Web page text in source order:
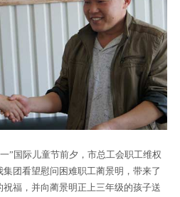
国际儿童节前夕，市总工会职工维权
团看望慰问困难职工蔺景明，带来了
福，并向蔺景明正上三年级的孩子送